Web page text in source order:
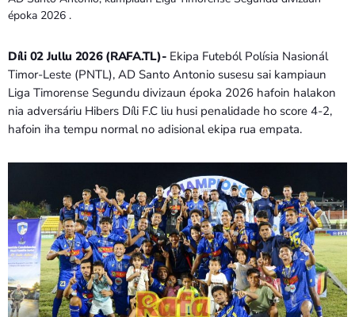
Bom dia RAFA
7:00 AM - 10:00 AM
époka 2026 .
Díli 02 Jullu 2026 (RAFA.TL)- Ekipa Futeból Polísia Nasionál
Timor-Leste (PNTL), AD Santo Antonio susesu sai kampiaun
Liga Timorense Segundu divizaun époka 2026 hafoin halakon
nia adversáriu Hibers Díli F.C liu husi penalidade ho score 4-2,
hafoin iha tempu normal no adisional ekipa rua empata.